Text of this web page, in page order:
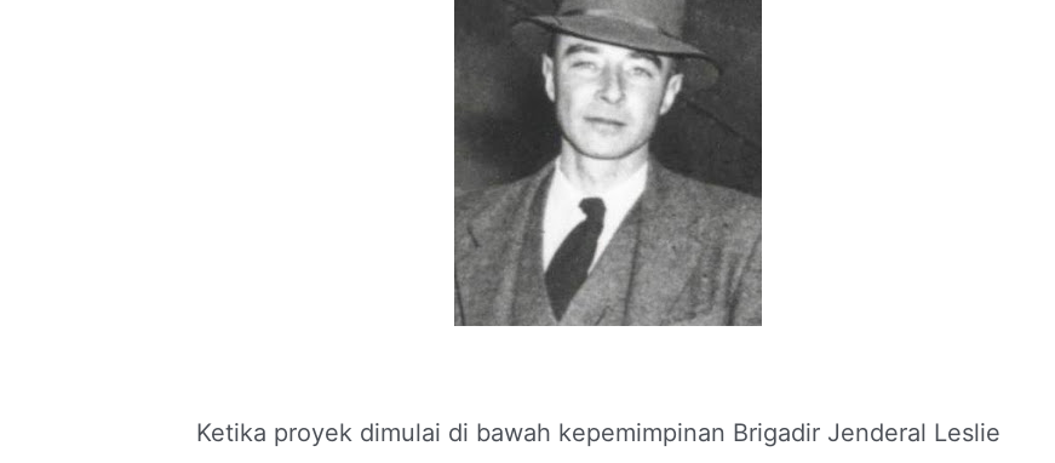
Ketika proyek dimulai di bawah kepemimpinan Brigadir Jenderal Leslie